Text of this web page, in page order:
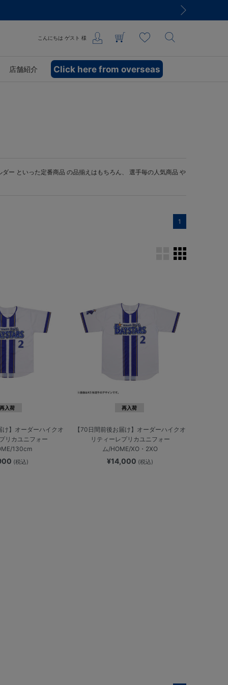
こんにちは ゲスト 様
店舗紹介 Click here from overseas
ダー といった定番商品 の品揃えはもちろん、 選手毎の人気商品 や
1
再入荷
】オーダーハイクオ
リカユニフォー
130cm
(税込)
再入荷
【70日間前後お届け】オーダーハイクオ
リティーレプリカユニフォー
ム/HOME/XO・2XO
¥14,000 (税込)